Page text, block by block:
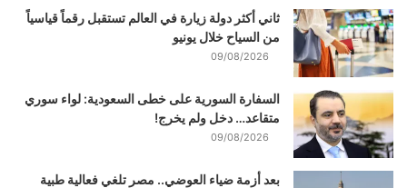
ثاني أكثر دولة زيارة في العالم تستقبل رقماً قياسياً
من السياح خلال يونيو
09/08/2026
السفارة السورية على خطى السعودية: لواء سوري
متقاعد… دخل ولم يخرج!
09/08/2026
بعد أزمة ضياء العوضي.. مصر تلغي فعالية طبية